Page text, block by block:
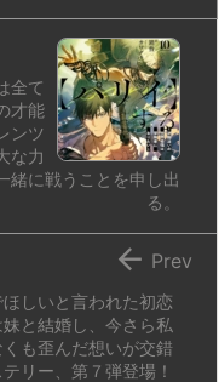
全て
才能
ンツ
な力
緒に戦うことを申し出
る。
しいと言われた初恋
と結婚し、今さら私
も歪んだ想いが交錯
リー、第７弾登場！
 Prev